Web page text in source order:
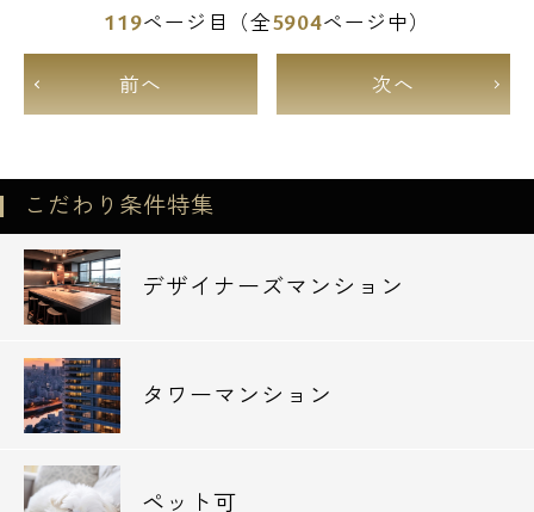
119ページ目（全5904ページ中）
前へ 次へ
こだわり条件特集
デザイナーズマンション
タワーマンション
ペット可